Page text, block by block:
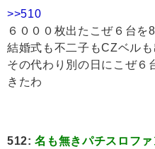
>>510
６０００枚出たこぜ６台を
結婚式も不二子もCZベル
その代わり別の日にこぜ６
きたわ
512:名も無きパチスロファ